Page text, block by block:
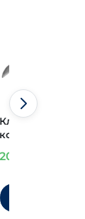
Ключ
200,00